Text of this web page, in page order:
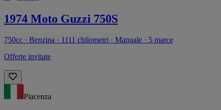
1974 Moto Guzzi 750S
750cc · Benzina · 1111 chilometri · Manuale · 5 marce
Offerte invitate
Piacenza